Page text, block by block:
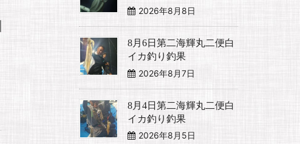
2026年8月8日
8月6日第二海輝丸二便白
イカ釣り釣果
2026年8月7日
8月4日第二海輝丸二便白
イカ釣り釣果
2026年8月5日